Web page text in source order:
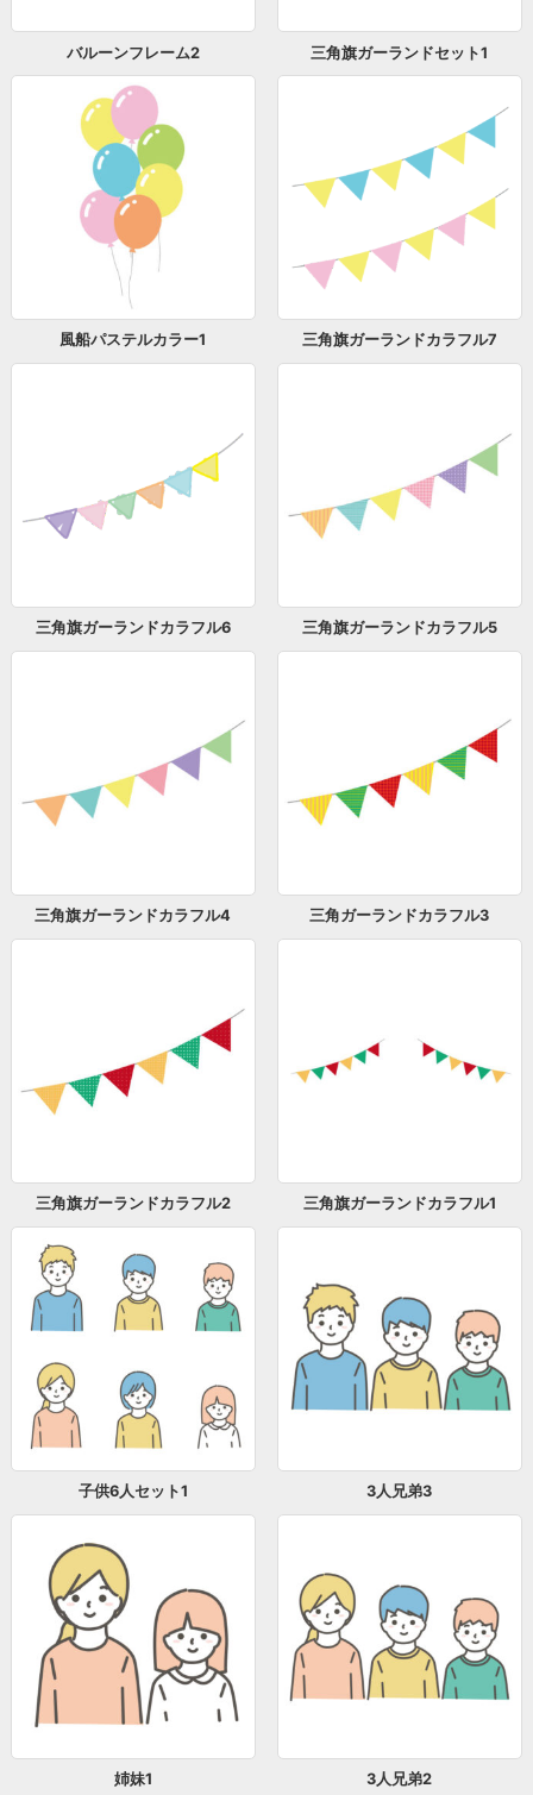
バルーンフレーム2 三角旗ガーランドセット1
風船パステルカラー1 三角旗ガーランドカラフル7
三角旗ガーランドカラフル6 三角旗ガーランドカラフル5
三角旗ガーランドカラフル4 三角ガーランドカラフル3
三角旗ガーランドカラフル2 三角旗ガーランドカラフル1
子供6人セット1 3人兄弟3
姉妹1 3人兄弟2